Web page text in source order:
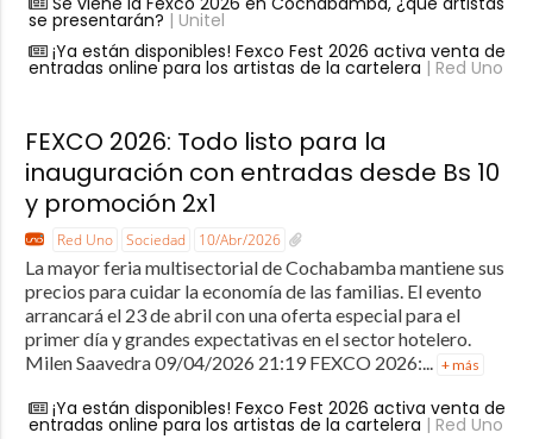
se presentarán? | Unitel
¡Ya están disponibles! Fexco Fest 2026 activa venta de
entradas online para los artistas de la cartelera | Red Uno
FEXCO 2026: Todo listo para la
inauguración con entradas desde Bs 10
y promoción 2x1
Red Uno Sociedad 10/Abr/2026
La mayor feria multisectorial de Cochabamba mantiene sus
precios para cuidar la economía de las familias. El evento
arrancará el 23 de abril con una oferta especial para el
primer día y grandes expectativas en el sector hotelero.
Milen Saavedra 09/04/2026 21:19 FEXCO 2026:... + más
¡Ya están disponibles! Fexco Fest 2026 activa venta de
entradas online para los artistas de la cartelera | Red Uno